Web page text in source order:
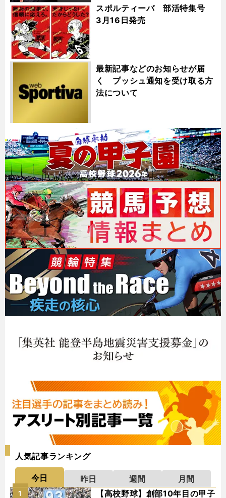
スポルティーバ 部活特集号
3月16日発売
最新記事などのお知らせが届
く プッシュ通知を受け取る方
法について
人気記事ランキング
今日 昨日 週間
月間
【高校野球】創部10年目の甲子
1